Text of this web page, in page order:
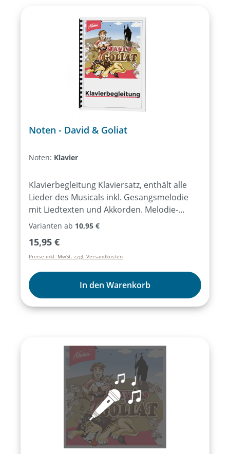
Noten - David & Goliat
Noten: Klavier
Klavierbegleitung Klaviersatz, enthält alle
Lieder des Musicals inkl. Gesangsmelodie
mit Liedtexten und Akkorden. Melodie-
Instrumente Stimme für Melodie-
Musicals, notiert für C-Instrumente (Flöte,
Geige, …) oder Bb-/Es-Instrumente
(Trompete, Saxophon …), ohne
Liedtexte. KeyboardNotensatz für
unterschiedliche Keyboard-Sounds (z.B.
Hammond, Pad, Strings, …) ausgewählter
Varianten ab 10,95 €
Regulärer Preis:
15,95 €
Preise inkl. MwSt. zzgl. Versandkosten
In den Warenkorb